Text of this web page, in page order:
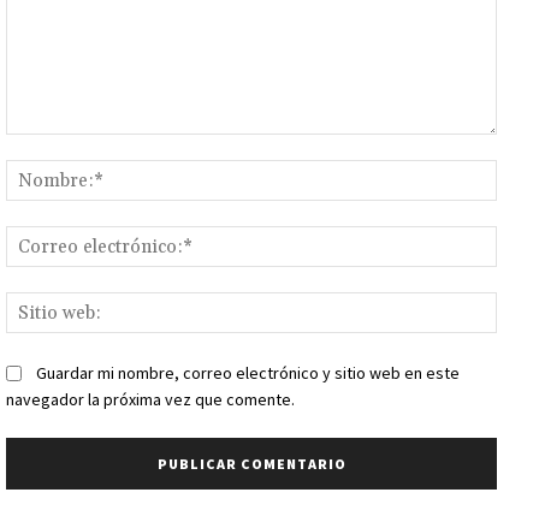
web:
Guardar mi nombre, correo electrónico y sitio web en este
navegador la próxima vez que comente.